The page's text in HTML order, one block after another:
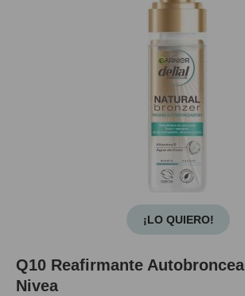
¡LO QUIERO!
Q10 Reafirmante
Nivea